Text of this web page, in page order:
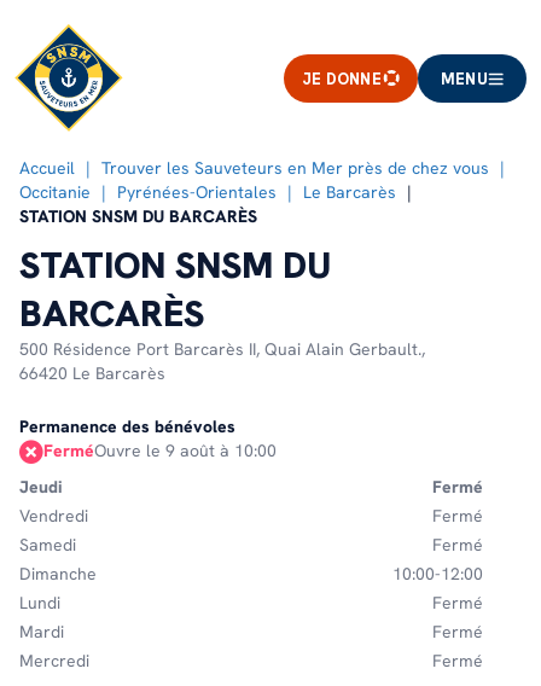
JE DONNE MENU
Accueil
Trouver les Sauveteurs en Mer près de chez vous
Occitanie
Pyrénées-Orientales
Le Barcarès
STATION SNSM DU BARCARÈS
STATION SNSM DU
BARCARÈS
500 Résidence Port Barcarès II, Quai Alain Gerbault.,
66420 Le Barcarès
Permanence des bénévoles
FerméOuvre le 9 août à 10:00
Jeudi
Fermé
Vendredi
Fermé
Samedi
Fermé
Dimanche
10:00-12:00
Lundi
Fermé
Mardi
Fermé
Mercredi
Fermé